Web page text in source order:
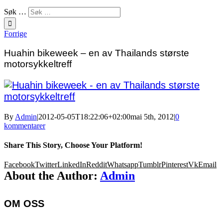
Søk …
Forrige
Huahin bikeweek – en av Thailands største
motorsykkeltreff
By Admin|2012-05-05T18:22:06+02:00mai 5th, 2012|0
kommentarer
Share This Story, Choose Your Platform!
FacebookTwitterLinkedInRedditWhatsappTumblrPinterestVkEmail
About the Author: Admin
OM OSS